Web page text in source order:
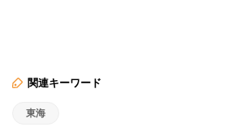
関連キーワード
東海